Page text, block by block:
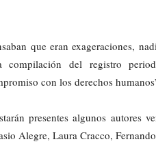
que eran exageraciones,
compilación del registro
con los derechos
presentes algunos autores
Alegre, Laura Cracco,